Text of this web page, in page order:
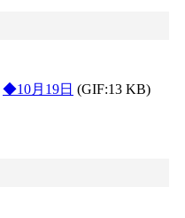
◆10月19日 (GIF:13 KB)